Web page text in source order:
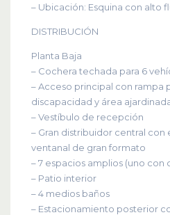
– Ubicación: Esquina con alto
DISTRIBUCIÓN
Planta Baja
– Cochera techada para 6
– Acceso principal con rampa
discapacidad y área
– Vestíbulo de recepción
– Gran distribuidor central con
ventanal de gran formato
– 7 espacios amplios (uno con
– Patio interior
– 4 medios baños
– Estacionamiento posterior